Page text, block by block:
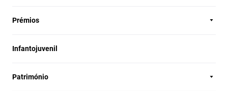
Prémios
Infantojuvenil
Património